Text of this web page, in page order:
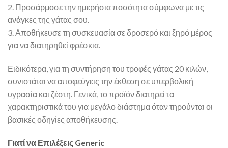
2. Προσάρμοσε την ημερήσια ποσότητα σύμφωνα με τις
ανάγκες της γάτας σου.
3. Αποθήκευσε τη συσκευασία σε δροσερό και ξηρό μέρος
για να διατηρηθεί φρέσκια.
Ειδικότερα, για τη συντήρηση του τροφές γάτας 20 κιλών,
συνιστάται να αποφεύγεις την έκθεση σε υπερβολική
υγρασία και ζέστη. Γενικά, το προϊόν διατηρεί τα
χαρακτηριστικά του για μεγάλο διάστημα όταν τηρούνται οι
βασικές οδηγίες αποθήκευσης.
Γιατί να Επιλέξεις Generic